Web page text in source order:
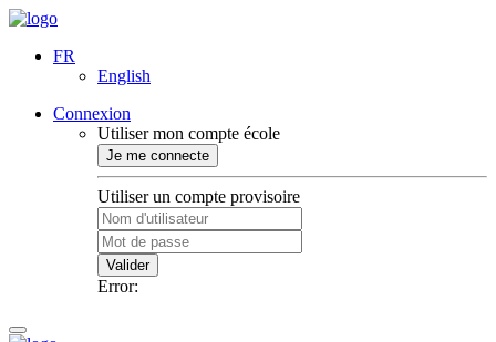
FR
English
Connexion
Utiliser mon compte école
Je me connecte
Utiliser un compte provisoire
Valider
Error: